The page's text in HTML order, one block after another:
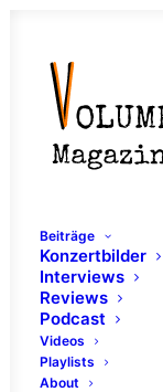
Beiträge
Konzertbilder
Interviews
Reviews
Podcast
Videos
Playlists
About